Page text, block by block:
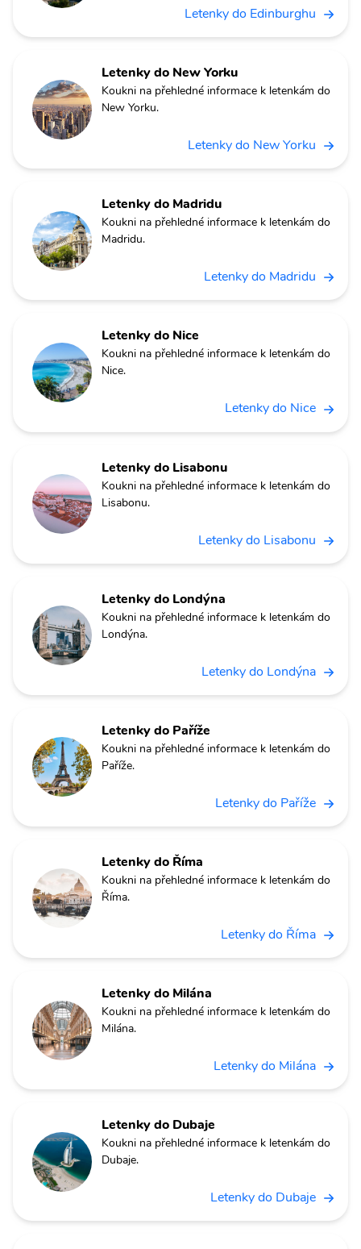
Letenky do Edinburghu
Letenky do New Yorku
Koukni na přehledné informace k letenkám do
New Yorku.
Letenky do New Yorku
Letenky do Madridu
Koukni na přehledné informace k letenkám do
Madridu.
Letenky do Madridu
Letenky do Nice
Koukni na přehledné informace k letenkám do
Nice.
Letenky do Nice
Letenky do Lisabonu
Koukni na přehledné informace k letenkám do
Lisabonu.
Letenky do Lisabonu
Letenky do Londýna
Koukni na přehledné informace k letenkám do
Londýna.
Letenky do Londýna
Letenky do Paříže
Koukni na přehledné informace k letenkám do
Paříže.
Letenky do Paříže
Letenky do Říma
Koukni na přehledné informace k letenkám do
Říma.
Letenky do Říma
Letenky do Milána
Koukni na přehledné informace k letenkám do
Milána.
Letenky do Milána
Letenky do Dubaje
Koukni na přehledné informace k letenkám do
Dubaje.
Letenky do Dubaje